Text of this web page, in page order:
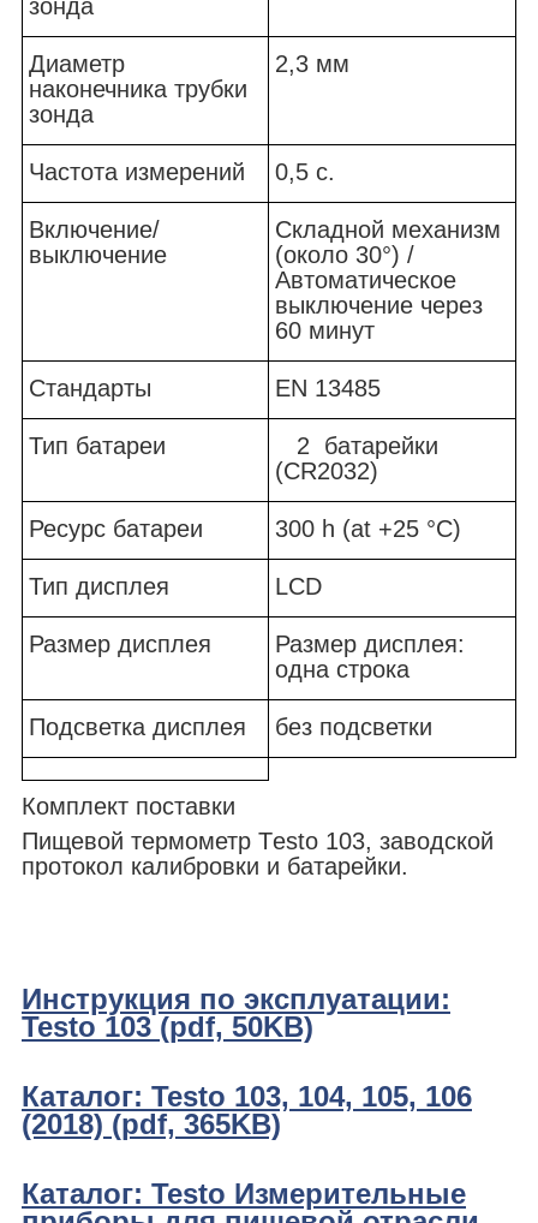
зонда
Диаметр
наконечника трубки
зонда
2,3 мм
Частота измерений 0,5 с.
Включение/
выключение
Складной механизм
(около 30°) /
Автоматическое
выключение через
60 минут
Стандарты EN 13485
Тип батареи
2 батарейки
(CR2032)
Ресурс батареи 300 h (at +25 °C)
Тип дисплея LCD
Размер дисплея
Размер дисплея:
одна строка
Подсветка дисплея без подсветки
Комплект поставки
Пищевой термометр Тesto 103, заводской
протокол калибровки и батарейки.
Инструкция по эксплуатации:
Testo 103 (pdf, 50KB)
Каталог: Testo 103, 104, 105, 106
(2018) (pdf, 365KB)
Каталог: Testo Измерительные